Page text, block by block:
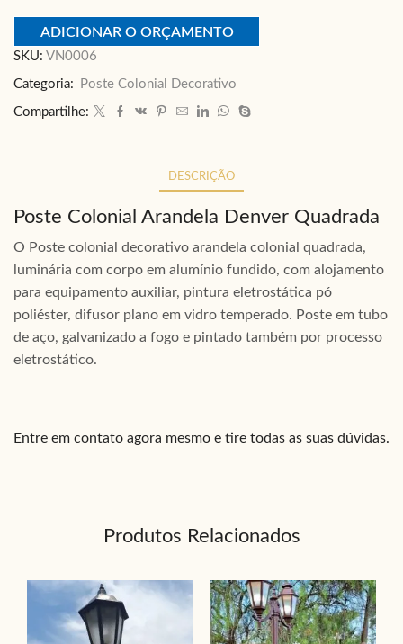
ADICIONAR O ORÇAMENTO
SKU: VN0006
Categoria: Poste Colonial Decorativo
Compartilhe:
DESCRIÇÃO
Poste Colonial Arandela Denver Quadrada
O Poste colonial decorativo arandela colonial quadrada,
luminária com corpo em alumínio fundido, com alojamento
para equipamento auxiliar, pintura eletrostática pó
poliéster, difusor plano em vidro temperado. Poste em tubo
de aço, galvanizado a fogo e pintado também por processo
eletrostático.
Entre em contato agora mesmo e tire todas as suas dúvidas.
Produtos Relacionados